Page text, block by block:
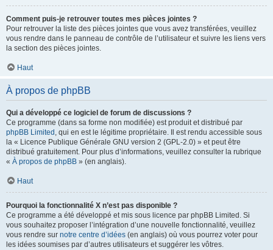
Comment puis-je retrouver toutes mes pièces jointes ?
Pour retrouver la liste des pièces jointes que vous avez transférées, veuillez
vous rendre dans le panneau de contrôle de l’utilisateur et suivre les liens vers
la section des pièces jointes.
Haut
À propos de phpBB
Qui a développé ce logiciel de forum de discussions ?
Ce programme (dans sa forme non modifiée) est produit et distribué par
phpBB Limited , qui en est le légitime propriétaire. Il est rendu accessible sous
la « Licence Publique Générale GNU version 2 (GPL-2.0) » et peut être
distribué gratuitement. Pour plus d’informations, veuillez consulter la rubrique
« À propos de phpBB » (en anglais).
Haut
Pourquoi la fonctionnalité X n’est pas disponible ?
Ce programme a été développé et mis sous licence par phpBB Limited. Si
vous souhaitez proposer l’intégration d’une nouvelle fonctionnalité, veuillez
vous rendre sur notre centre d’idées (en anglais) où vous pourrez voter pour
les idées soumises par d’autres utilisateurs et suggérer les vôtres.